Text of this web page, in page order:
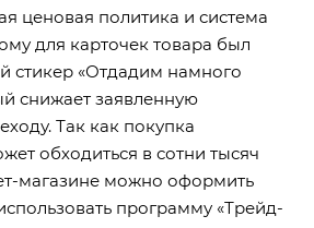
ценовая политика и система
для карточек товара был
стикер «Отдадим намного
снижает заявленную
Так как покупка
обходиться в сотни тысяч
магазине можно оформить
программу «Трейд-